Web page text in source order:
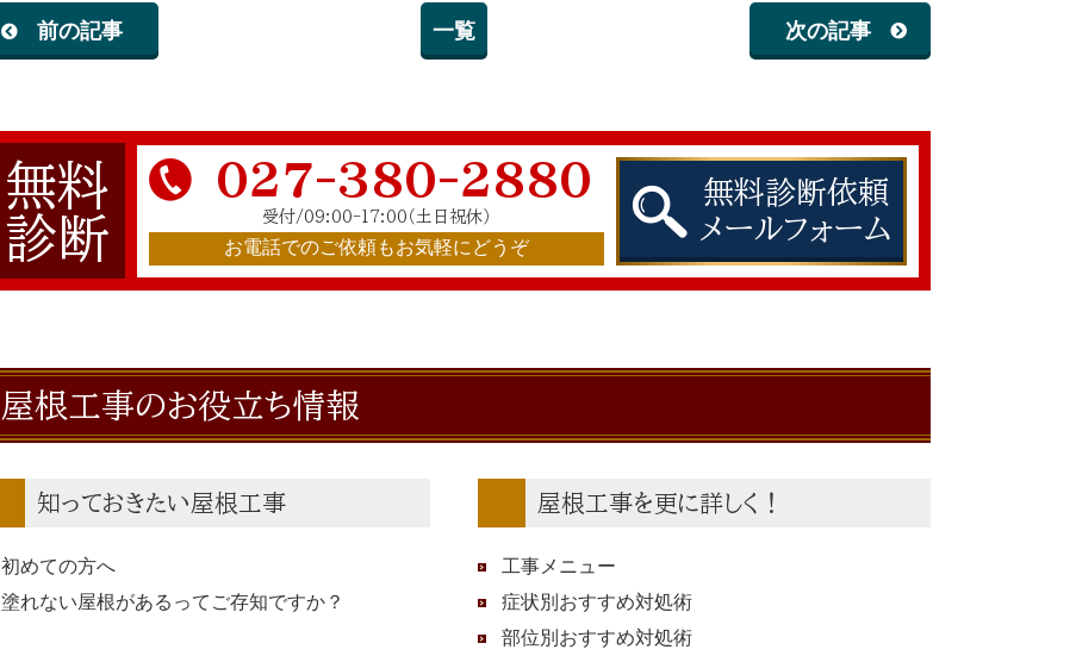
前の記事 一覧 次の記事
無料
診断
027-380-2880
受付/09:00-17:00 （土日祝休）
お電話でのご依頼もお気軽にどうぞ
無料診断依頼
メールフォーム
屋根工事のお役立ち情報
知っておきたい屋根工事
初めての方へ
塗れない屋根があるってご存知ですか？
屋根工事を更に詳しく！
工事メニュー
症状別おすすめ対処術
部位別おすすめ対処術